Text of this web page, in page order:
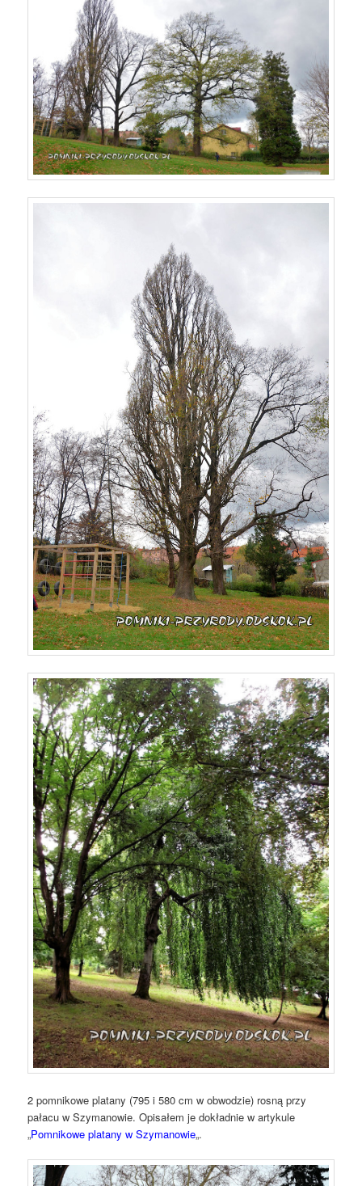
2 pomnikowe platany (795 i 580 cm w obwodzie) rosną przy
pałacu w Szymanowie. Opisałem je dokładnie w artykule
„Pomnikowe platany w Szymanowie„.